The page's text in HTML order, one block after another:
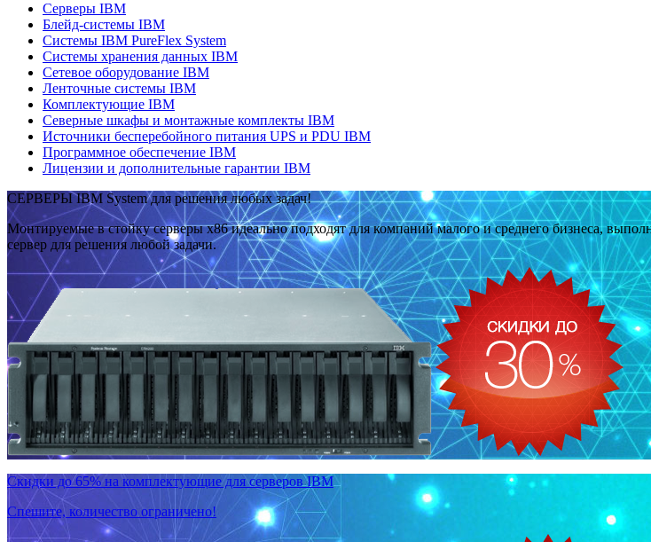
Серверы IBM
Блейд-системы IBM
Системы IBM PureFlex System
Системы хранения данных IBM
Сетевое оборудование IBM
Ленточные системы IBM
Комплектующие IBM
Северные шкафы и монтажные комплекты IBM
Источники бесперебойного питания UPS и PDU IBM
Программное обеспечение IBM
Лицензии и дополнительные гарантии IBM
СЕРВЕРЫ IBM System для решения любых задач!
Монтируемые в стойку серверы x86 идеально подходят для компаний малого и среднего бизнеса,
сервер для решения любой задачи.
Скидки до 65% на комплектующие для серверов IBM
Спешите, количество ограничено!